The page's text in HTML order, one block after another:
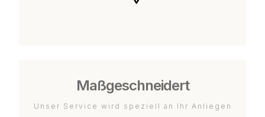
Maßgeschneidert
Unser Service wird speziell an Ihr Anliegen